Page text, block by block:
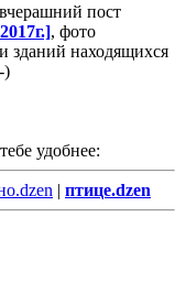
пост
, фото
зданий находящихся
)
удобнее:
| птице.dzen